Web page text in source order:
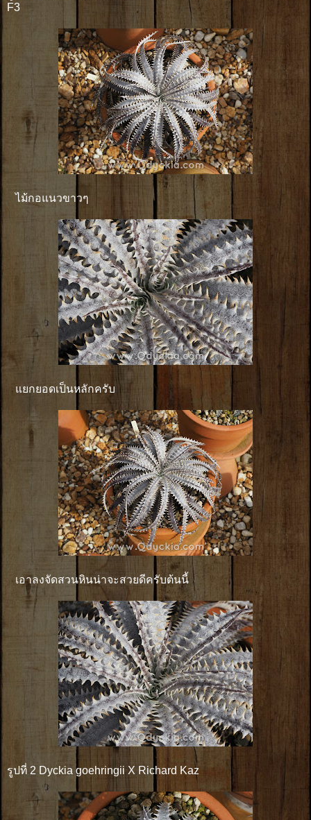
F3
ไม้กอแนวขาวๆ
แยกยอดเป็นหลักครับ
เอาลงจัดสวนหินน่าจะสวยดีครับต้นนี้
รูปที่ 2 Dyckia goehringii X Richard Kaz